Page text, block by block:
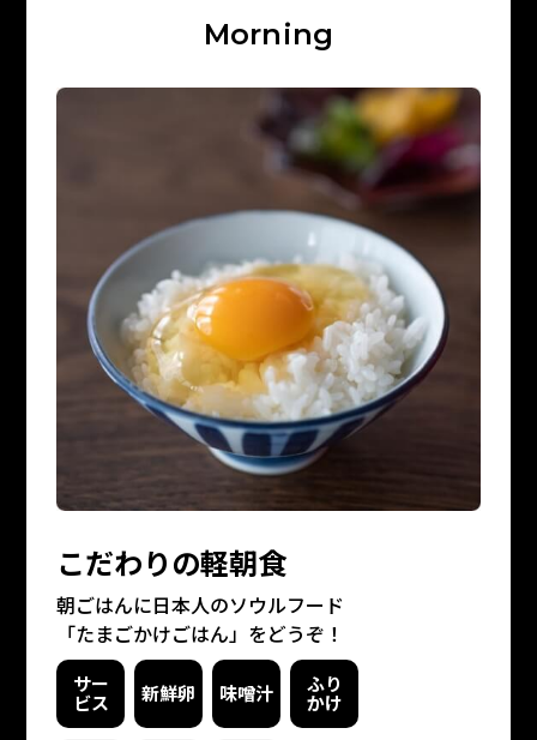
Morning
こだわりの軽朝食
朝ごはんに日本人のソウルフード
「たまごかけごはん」をどうぞ！
サー
ビス 新鮮卵 味噌汁 ふり
かけ